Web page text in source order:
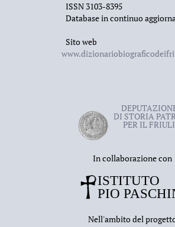
ISSN 3103-8395
Database in continuo
Sito web
DI STORIA
PER IL FRIULI
In collaborazione con
Nell'ambito del